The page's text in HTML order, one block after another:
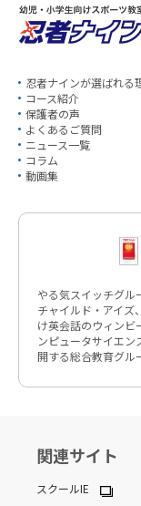
忍者ナインが選ばれる
コース紹介
保護者の声
よくあるご質問
ニュース一覧
コラム
動画集
やる気スイッチグル
チャイルド・アイズ
け英会話のウィンビ
ンピュータサイエン
開する総合教育グル
関連サイト
スクールIE